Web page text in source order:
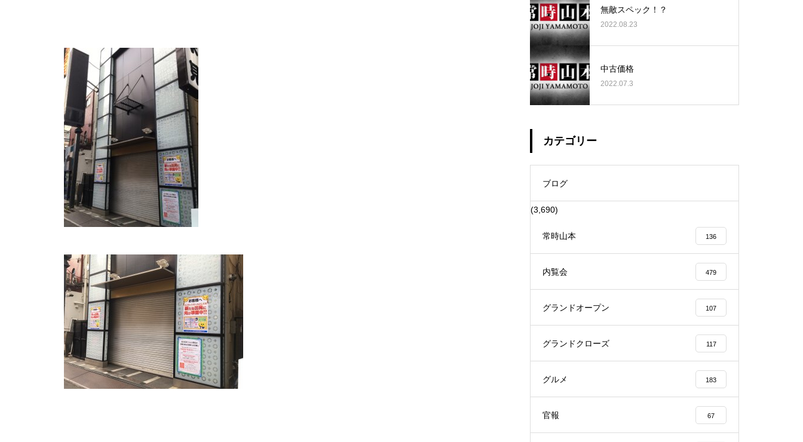
物件視察
物件視察③
物件視察
無敵スペック！？
2022.08.23
中古価格
2022.07.3
カテゴリー
ブログ
(3,690)
常時山本 136
内覧会 479
グランドオープン 107
グランドクローズ 117
グルメ 183
官報 67